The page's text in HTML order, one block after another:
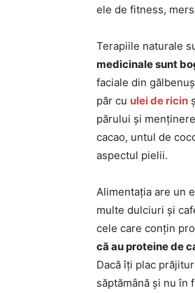
ele de fitness,
Terapiile naturale
medicinale sunt
faciale din
păr cu ulei de ricin
părului și
cacao, untul de
aspectul pielii.
Alimentația are un
multe dulciuri și
cele care conțin
că au proteine de
Dacă îți plac
săptămână și nu în